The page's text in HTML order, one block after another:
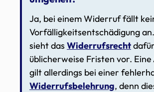
Ja, bei einem Widerruf fällt
Vorfälligkeitsentschädigung
sieht das Widerrufsrechtdafür
üblicherweise Fristen vor. Eine
gilt allerdings bei einer
Widerrufsbelehrung, denn